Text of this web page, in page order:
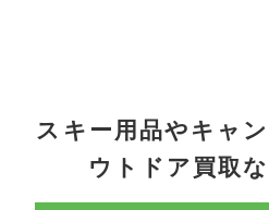
スキー用品やキャ
ウトドア買取